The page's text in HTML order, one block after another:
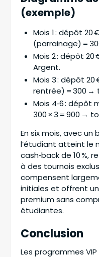
(exemple)
Mois 1 : dépôt 20
(parrainage) =
Mois 2 : dépôt
Argent.
Mois 3 : dépôt 20
rentrée) = 300 →
Mois 4‑6 : dépôt
300 × 3 = 900 →
En six mois, avec
l’étudiant atteint le
cash‑back de 10 %,
à des tournois
compensent
initiales et offrent
premium sans
étudiantes.
Conclusion
Les programmes